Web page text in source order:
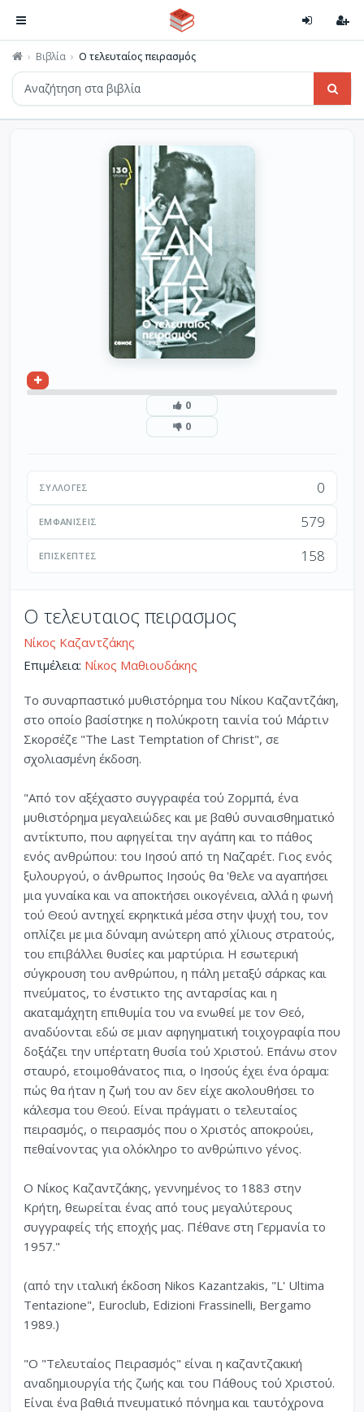
Βιβλία Ο τελευταίος πειρασμός
0
0
ΣΥΛΛΟΓΈΣ 0
ΕΜΦΑΝΊΣΕΙΣ 579
ΕΠΙΣΚΈΠΤΕΣ 158
Ο τελευταιος πειρασμος
Νίκος Καζαντζάκης
Επιμέλεια: Νίκος Μαθιουδάκης
Το συναρπαστικό μυθιστόρημα του Νίκου Καζαντζάκη,
στο οποίο βασίστηκε η πολύκροτη ταινία τού Μάρτιν
Σκορσέζε "The Last Temptation of Christ", σε
σχολιασμένη έκδοση.
"Από τον αξέχαστο συγγραφέα τού Ζορμπά, ένα
μυθιστόρημα μεγαλειώδες και με βαθύ συναισθηματικό
αντίκτυπο, που αφηγείται την αγάπη και το πάθος
ενός ανθρώπου: του Ιησού από τη Ναζαρέτ. Γιος ενός
ξυλουργού, ο άνθρωπος Ιησούς θα 'θελε να αγαπήσει
μια γυναίκα και να αποκτήσει οικογένεια, αλλά η φωνή
τού Θεού αντηχεί εκρηκτικά μέσα στην ψυχή του, τον
οπλίζει με μια δύναμη ανώτερη από χίλιους στρατούς,
του επιβάλλει θυσίες και μαρτύρια. Η εσωτερική
σύγκρουση του ανθρώπου, η πάλη μεταξύ σάρκας και
πνεύματος, το ένστικτο της ανταρσίας και η
ακαταμάχητη επιθυμία του να ενωθεί με τον Θεό,
αναδύονται εδώ σε μιαν αφηγηματική τοιχογραφία που
δοξάζει την υπέρτατη θυσία τού Χριστού. Επάνω στον
σταυρό, ετοιμοθάνατος πια, ο Ιησούς έχει ένα όραμα:
πώς θα ήταν η ζωή του αν δεν είχε ακολουθήσει το
κάλεσμα του Θεού. Είναι πράγματι ο τελευταίος
πειρασμός, ο πειρασμός που ο Χριστός αποκρούει,
πεθαίνοντας για ολόκληρο το ανθρώπινο γένος.
Ο Νίκος Καζαντζάκης, γεννημένος το 1883 στην
Κρήτη, θεωρείται ένας από τους μεγαλύτερους
συγγραφείς τής εποχής μας. Πέθανε στη Γερμανία το
1957."
(από την ιταλική έκδοση Nikos Kazantzakis, "L' Ultima
Tentazione", Euroclub, Edizioni Frassinelli, Bergamo
1989.)
"Ο "Τελευταίος Πειρασμός" είναι η καζαντζακική
αναδημιουργία τής ζωής και του Πάθους τού Χριστού.
Είναι ένα βαθιά πνευματικό πόνημα και ταυτόχρονα